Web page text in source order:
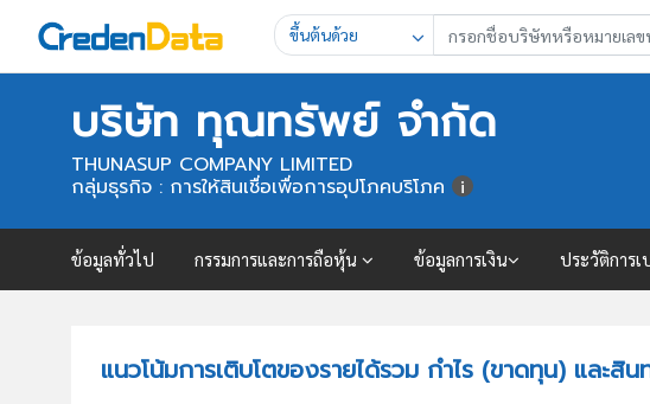
ขึ้นต้นด้วย
บริษัท ทุณทรัพย์ จำกัด
THUNASUP COMPANY LIMITED
กลุ่มธุรกิจ : การให้สินเชื่อเพื่อการอุปโภคบริโภค
ข้อมูลทั่วไป กรรมการและการถือหุ้น ข้อมูลการเงิน ประวัติการ
แนวโน้มการเติบโตของรายได้รวม กำไร (ขาดทุน) แล